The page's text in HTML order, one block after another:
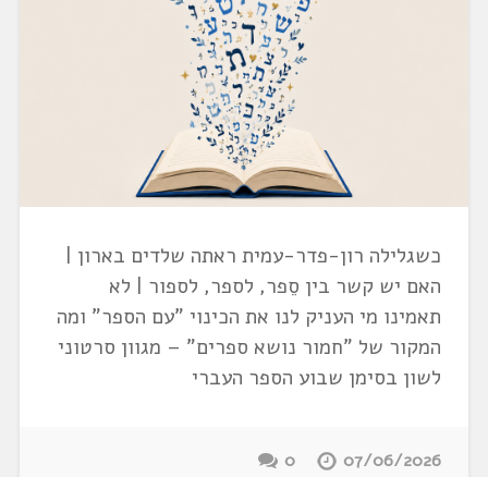
כשגלילה רון-פדר-עמית ראתה שלדים בארון |
האם יש קשר בין סֵפר, לספר, לספור | לא
תאמינו מי העניק לנו את הכינוי "עם הספר" ומה
המקור של "חמור נושא ספרים" – מגוון סרטוני
לשון בסימן שבוע הספר העברי
07/06/2026
0